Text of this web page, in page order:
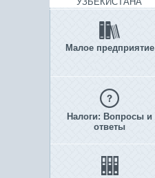
Малое предприятие
Налоги: Вопросы и
ответы